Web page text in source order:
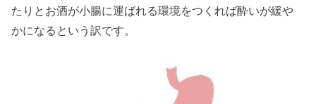
たりとお酒が小腸に運ばれる環境をつくれば酔いが緩や
かになるという訳です。